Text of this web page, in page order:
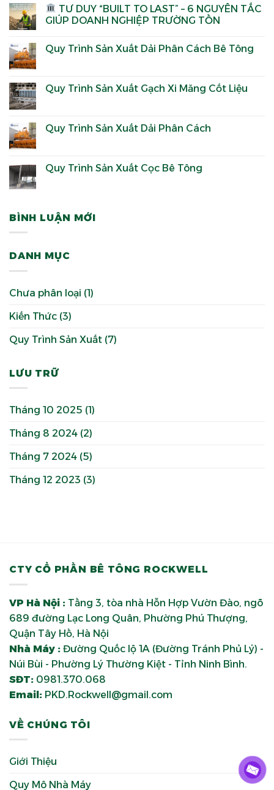
TƯ DUY “BUILT TO LAST” – 6 NGUYÊN TẮC
GIÚP DOANH NGHIỆP TRƯỜNG TỒN
Quy Trình Sản Xuất Dải Phân Cách Bê Tông
Quy Trình Sản Xuất Gạch Xi Măng Cốt Liệu
Quy Trình Sản Xuất Dải Phân Cách
Quy Trình Sản Xuất Cọc Bê Tông
BÌNH LUẬN MỚI
DANH MỤC
Chưa phân loại (1)
Kiến Thức (3)
Quy Trình Sản Xuất (7)
LƯU TRỮ
Tháng 10 2025 (1)
Tháng 8 2024 (2)
Tháng 7 2024 (5)
Tháng 12 2023 (3)
CTY CỔ PHẦN BÊ TÔNG ROCKWELL
VP Hà Nội : Tầng 3, tòa nhà Hỗn Hợp Vườn Đào, ngõ
689 đường Lạc Long Quân, Phường Phú Thượng,
Quận Tây Hồ, Hà Nội
Nhà Máy : Đường Quốc lộ 1A (Đường Tránh Phủ Lý) -
Núi Bùi - Phường Lý Thường Kiệt - Tỉnh Ninh Bình.
SĐT: 0981.370.068
Email: PKD.Rockwell@gmail.com
VỀ CHÚNG TÔI
Giới Thiệu
Quy Mô Nhà Máy